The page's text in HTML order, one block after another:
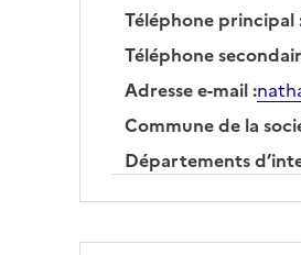
Téléphone principal
Téléphone
Adresse e-mail:
Commune de la
Départements